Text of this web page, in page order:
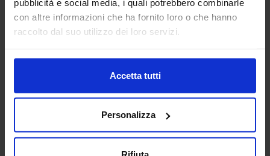
pubblicità e social media, i quali potrebbero combinarle
con altre informazioni che ha fornito loro o che hanno
raccolto dal suo utilizzo dei loro servizi.
Accetta tutti
Personalizza